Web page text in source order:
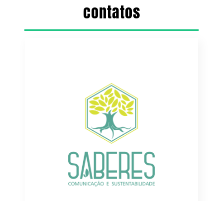
contatos